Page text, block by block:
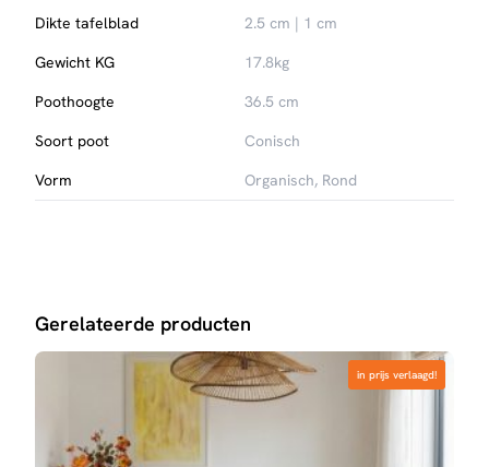
Dikte tafelblad
2.5 cm | 1 cm
Gewicht KG
17.8kg
Poothoogte
36.5 cm
Soort poot
Conisch
Vorm
Organisch, Rond
Gerelateerde producten
in prijs verlaagd!
in prijs verlaagd!